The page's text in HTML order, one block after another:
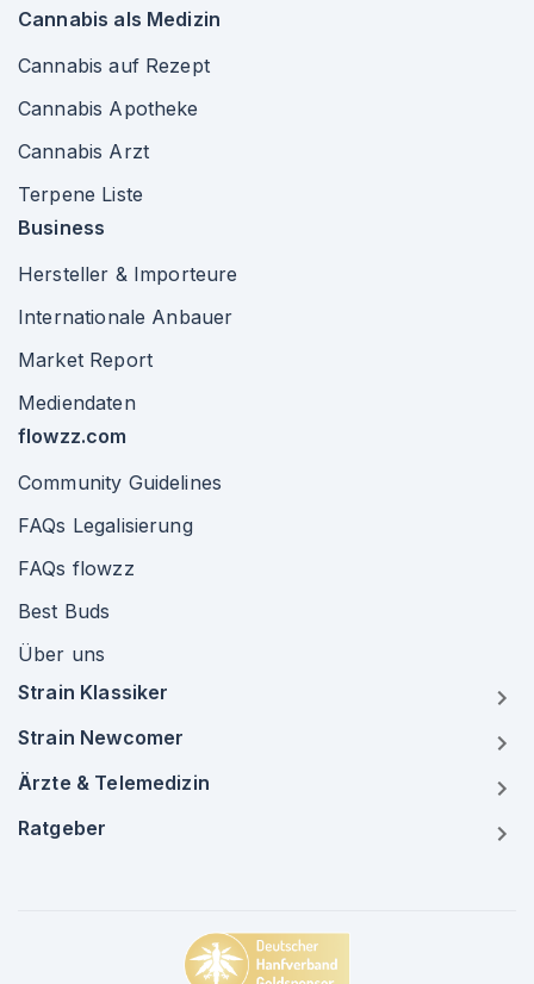
Cannabis als Medizin
Cannabis auf Rezept
Cannabis Apotheke
Cannabis Arzt
Terpene Liste
Business
Hersteller & Importeure
Internationale Anbauer
Market Report
Mediendaten
flowzz.com
Community Guidelines
FAQs Legalisierung
FAQs flowzz
Best Buds
Über uns
Strain Klassiker
Strain Newcomer
Ärzte & Telemedizin
Ratgeber